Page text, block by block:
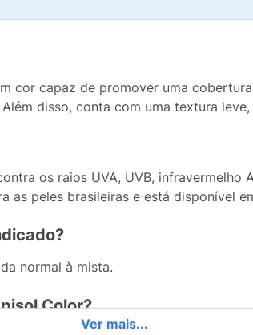
cor capaz de promover uma
disso, conta com uma textura
os raios UVA, UVB, infravermelho
as peles brasileiras e está disponível
normal à mista.
Color?
Ver mais...